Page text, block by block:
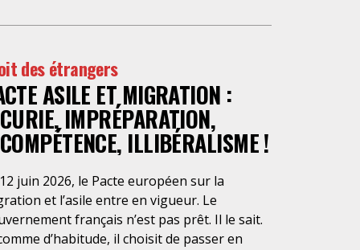
des étrangers maintenus dans les
», attribué à un cabinet d’avocats
dont les modalités d’exécution portent
atteinte grave aux droits fondamentaux
personnes retenues et contreviennent de
flagrante aux règles déontologiques
dont bénéficient les personnes
limitée à trois heures de permanence
quotidienne sauf le dimanche (la
de l’avocat dans les locaux n’étant
des étrangers
ASILE ET MIGRATION :
IMPRÉPARATION,
ILLIBÉRALISME !
juin 2026, le Pacte européen sur la
et l’asile entre en vigueur. Le
français n’est pas prêt. Il le sait.
d’habitude, il choisit de passer en